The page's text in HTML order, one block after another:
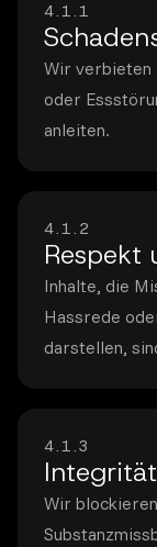
4.1.1
Wir verbieten
oder
anleiten.
4.1.2
Respekt
Inhalte, die
Hassrede
darstellen,
4.1.3
Wir